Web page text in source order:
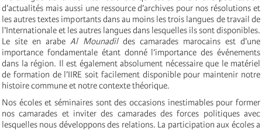
d’actualités mais aussi une ressource d’archives pour nos résolutions et
les autres textes importants dans au moins les trois langues de travail de
l’Internationale et les autres langues dans lesquelles ils sont disponibles.
Le site en arabeAl Mounadildes camarades marocains est d’une
importance fondamentale étant donné l’importance des événements
dans la région. Il est également absolument nécessaire que le matériel
de formation de l’IIRE soit facilement disponible pour maintenir notre
histoire commune et notre contexte théorique.
Nos écoles et séminaires sont des occasions inestimables pour former
nos camarades et inviter des camarades des forces politiques avec
lesquelles nous développons des relations. La participation aux écoles a